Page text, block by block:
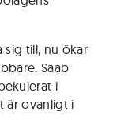
sig till, nu ökar
Saab
i
är ovanligt i